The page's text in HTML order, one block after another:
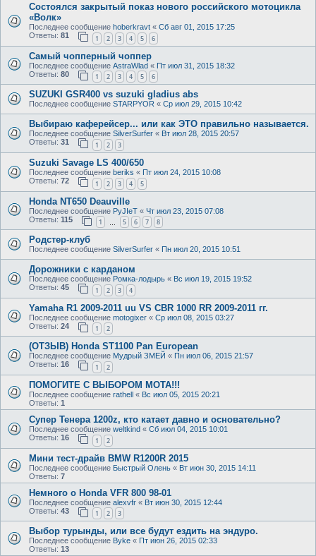
Состоялся закрытый показ нового российского мотоцикла
«Волк»
Последнее сообщение hoberkravt « Сб авг 01, 2015 17:25
Ответы: 81 1 2 3 4 5 6
Самый чопперный чоппер
Последнее сообщение AstraWlad « Пт июл 31, 2015 18:32
Ответы: 80 1 2 3 4 5 6
SUZUKI GSR400 vs suzuki gladius abs
Последнее сообщение STARPYOR « Ср июл 29, 2015 10:42
Выбираю каферейсер... или как ЭТО правильно называется.
Последнее сообщение SilverSurfer « Вт июл 28, 2015 20:57
Ответы: 31 1 2 3
Suzuki Savage LS 400/650
Последнее сообщение beriks « Пт июл 24, 2015 10:08
Ответы: 72 1 2 3 4 5
Honda NT650 Deauville
Последнее сообщение PyJIeT « Чт июл 23, 2015 07:08
Ответы: 115 1 5 6 7 8
Родстер-клуб
Последнее сообщение SilverSurfer « Пн июл 20, 2015 10:51
Дорожники с карданом
Последнее сообщение Ромка-лодырь « Вс июл 19, 2015 19:52
Ответы: 45 1 2 3 4
Yamaha R1 2009-2011 uu VS CBR 1000 RR 2009-2011 гг.
Последнее сообщение motogixer « Ср июл 08, 2015 03:27
Ответы: 24 1 2
(ОТЗЫВ) Honda ST1100 Pan European
Последнее сообщение Мудрый ЗМЕЙ « Пн июл 06, 2015 21:57
Ответы: 16 1 2
ПОМОГИТЕ С ВЫБОРОМ МОТА!!!
Последнее сообщение rathell « Вс июл 05, 2015 20:21
Ответы: 1
Супер Тенера 1200z, кто катает давно и основательно?
Последнее сообщение weltkind « Сб июл 04, 2015 10:01
Ответы: 16 1 2
Мини тест-драйв BMW R1200R 2015
Последнее сообщение Быстрый Олень « Вт июн 30, 2015 14:11
Ответы: 7
Немного о Honda VFR 800 98-01
Последнее сообщение alexvfr « Вт июн 30, 2015 12:44
Ответы: 43 1 2 3
Выбор турынды, или все будут ездить на эндуро.
Последнее сообщение Byke « Пт июн 26, 2015 02:33
Ответы: 13